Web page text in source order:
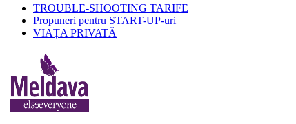
TROUBLE-SHOOTING TARIFE
Propuneri pentru START-UP-uri
VIAȚA PRIVATĂ